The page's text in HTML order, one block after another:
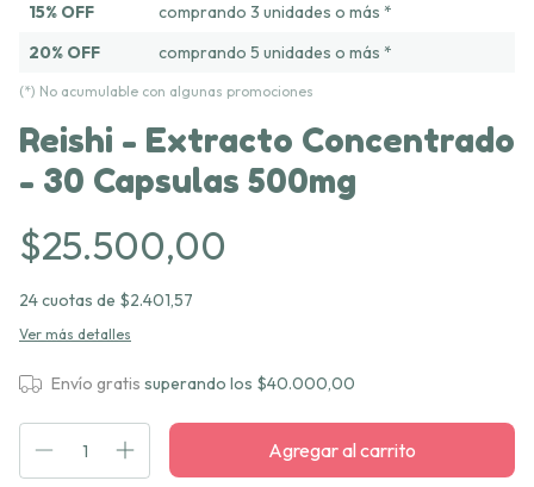
15% OFF
comprando 3 unidades o más *
20% OFF
comprando 5 unidades o más *
(*) No acumulable con algunas promociones
Reishi - Extracto Concentrado
- 30 Capsulas 500mg
$25.500,00
24cuotas de $2.401,57
Ver más detalles
Envío gratis superando los $40.000,00